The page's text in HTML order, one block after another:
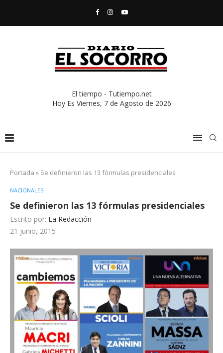
El tiempo - Tutiempo.net
Hoy Es Viernes, 7 de Agosto de 2026
Portada » Se definieron las 13 fórmulas presidenciales
NACIONALES
Se definieron las 13 fórmulas presidenciales
Escrito por: La Redacción
21 junio, 2015